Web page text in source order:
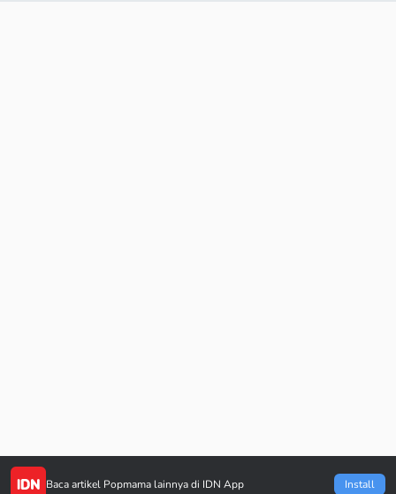
Baca artikel Popmama lainnya di IDN App Install